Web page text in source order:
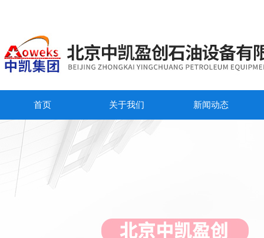
首页 关于我们 新闻动态